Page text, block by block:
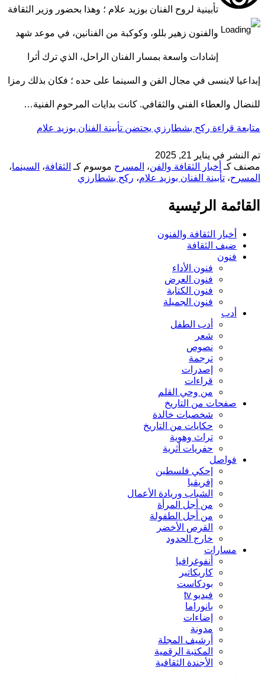
تأبينية لروح الفنان بوزيد علام ؛ وهذا بحضور وزير الثقافة
والفنون زهير بللو، وكوكبة من الفنانين، في موعد شهد
إشادات واسعة بمسار الفنان الراحل، الذي ترك أثرا
إبداعيا لاينسى في مجال الفن و السينما على حده ؛ فكان بذلك رمزا
للنضال والعطاء الفني والثقافي. كانت بدايات المرحوم الفنية…
متابعة قراءة ركح بشطارزي يحتضن تأبينة الفنان بوزيد علام
تم النشر في يناير 21, 2025
مصنف كـ أخبار الثقافة والفن، المسرح موسوم كـ الثقافة، السينما،
المسرح، تأبينة الفنان بوزيد علام، ركح بشطارزي
القائمة الرئيسية
أخبار الثقافة والفنون
ضيف الثقافة
فنون
فنون الأداء
فنون العرض
فنون الكتابة
فنون الجميلة
أدب
أدب الطفل
شعر
نصوص
ترجمة
إصدرات
قراءات
من وحي القلم
صفحات من التاريخ
شخصيات خالدة
حكايات من التاريخ
تراث وهوية
حفريات أثرية
فواصل
إحكي فلسطين
إفريقيا
الشباب وريادة الأعمال
من أجل المرأة
من أجل الطفولة
القرص الأخضر
خارج الحدود
مسارات
أنفوغرافيا
كاريكاتير
بودكاست
فيديو tv
بانوراما
إضاءات
مدونة
أرشيف المجلة
المكتبة الرقمية
الأجندة الثقافية